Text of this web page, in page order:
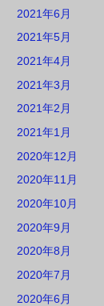
2021年6月
2021年5月
2021年4月
2021年3月
2021年2月
2021年1月
2020年12月
2020年11月
2020年10月
2020年9月
2020年8月
2020年7月
2020年6月